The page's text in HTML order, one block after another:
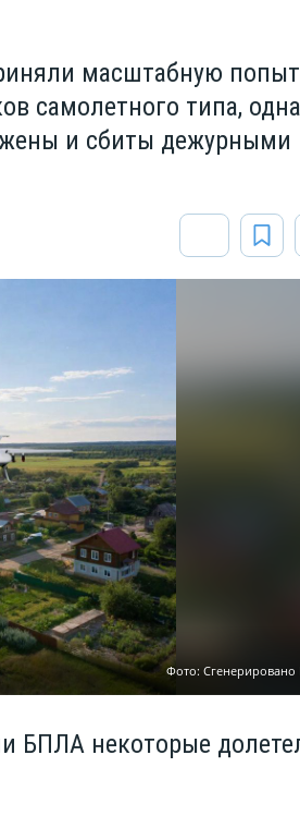
масштабную
самолетного типа,
и сбиты дежурными
Фото:
БПЛА некоторые